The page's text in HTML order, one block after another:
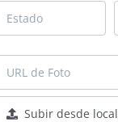
Subir desde local